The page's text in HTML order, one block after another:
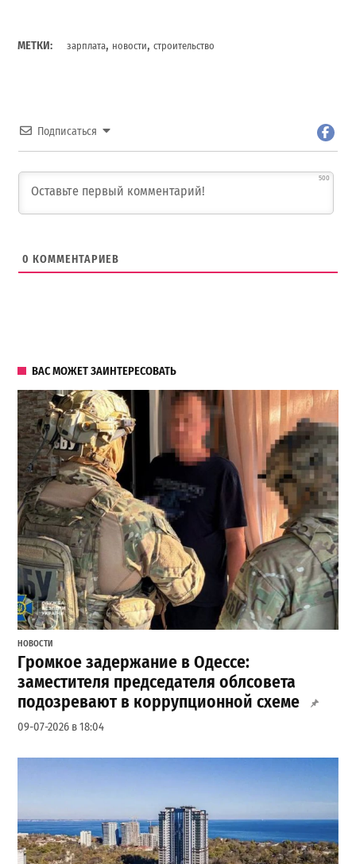
МЕТКИ: зарплата, новости,строительство
Подписаться
500
0 КОММЕНТАРИЕВ
ВАС МОЖЕТ ЗАИНТЕРЕСОВАТЬ
НОВОСТИ
Громкое задержание в Одессе:
заместителя председателя облсовета
подозревают в коррупционной схеме
09-07-2026 в 18:04